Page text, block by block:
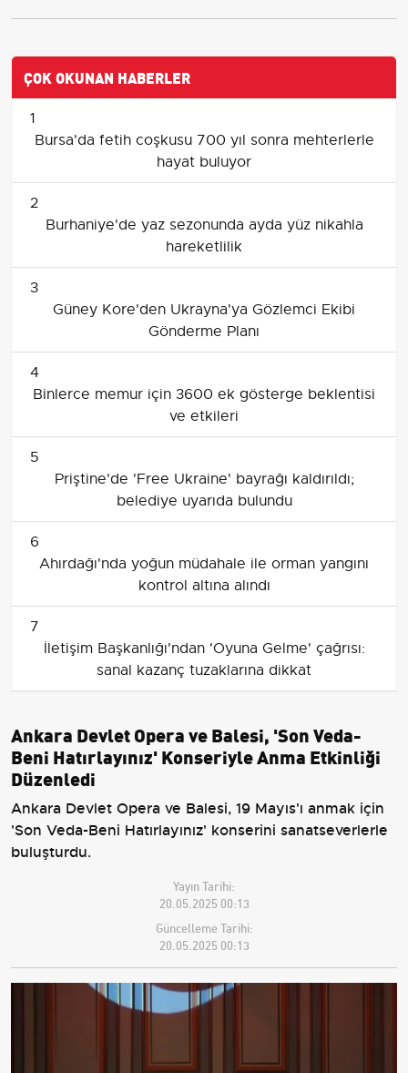
ÇOK OKUNAN HABERLER
1
Bursa'da fetih coşkusu 700 yıl sonra mehterlerle
hayat buluyor
2
Burhaniye'de yaz sezonunda ayda yüz nikahla
hareketlilik
3
Güney Kore'den Ukrayna'ya Gözlemci Ekibi
Gönderme Planı
4
Binlerce memur için 3600 ek gösterge beklentisi
ve etkileri
5
Priştine'de 'Free Ukraine' bayrağı kaldırıldı;
belediye uyarıda bulundu
6
Ahırdağı'nda yoğun müdahale ile orman yangını
kontrol altına alındı
7
İletişim Başkanlığı'ndan 'Oyuna Gelme' çağrısı:
sanal kazanç tuzaklarına dikkat
Ankara Devlet Opera ve Balesi, 'Son Veda-
Beni Hatırlayınız' Konseriyle Anma Etkinliği
Düzenledi
Ankara Devlet Opera ve Balesi, 19 Mayıs'ı anmak için
'Son Veda-Beni Hatırlayınız' konserini sanatseverlerle
buluşturdu.
Yayın Tarihi:
20.05.2025 00:13
Güncelleme Tarihi:
20.05.2025 00:13